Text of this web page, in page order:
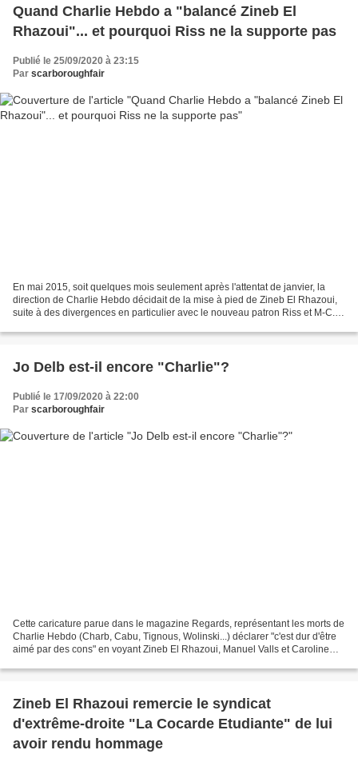
Quand Charlie Hebdo a "balancé Zineb El
Rhazoui"... et pourquoi Riss ne la supporte pas
Publié le 25/09/2020 à 23:15
Par scarboroughfair
En mai 2015, soit quelques mois seulement après l'attentat de janvier, la
direction de Charlie Hebdo décidait de la mise à pied de Zineb El Rhazoui,
suite à des divergences en particulier avec le nouveau patron Riss et M-C.
Jo Delb est-il encore "Charlie"?
Publié le 17/09/2020 à 22:00
Par scarboroughfair
Cette caricature parue dans le magazine Regards, représentant les morts de
Charlie Hebdo (Charb, Cabu, Tignous, Wolinski...) déclarer "c'est dur d'être
aimé par des cons" en voyant Zineb El Rhazoui, Manuel Valls et Caroline
Zineb El Rhazoui remercie le syndicat
d'extrême-droite "La Cocarde Etudiante" de lui
avoir rendu hommage